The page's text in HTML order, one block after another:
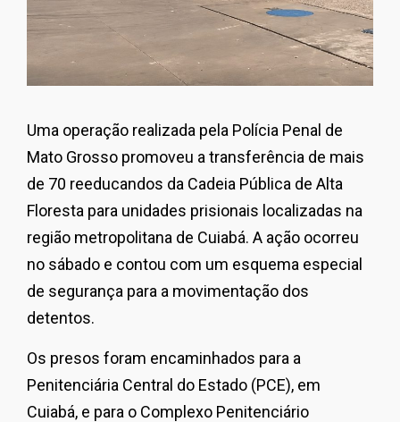
Uma operação realizada pela Polícia Penal de
Mato Grosso promoveu a transferência de mais
de 70 reeducandos da Cadeia Pública de Alta
Floresta para unidades prisionais localizadas na
região metropolitana de Cuiabá. A ação ocorreu
no sábado e contou com um esquema especial
de segurança para a movimentação dos
detentos.
Os presos foram encaminhados para a
Penitenciária Central do Estado (PCE), em
Cuiabá, e para o Complexo Penitenciário